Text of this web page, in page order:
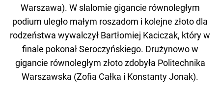
Warszawa). W slalomie gigancie równoległym
podium uległo małym roszadom i kolejne złoto dla
rodzeństwa wywalczył Bartłomiej Kaciczak, który w
finale pokonał Seroczyńskiego. Drużynowo w
gigancie równoległym złoto zdobyła Politechnika
Warszawska (Zofia Całka i Konstanty Jonak).